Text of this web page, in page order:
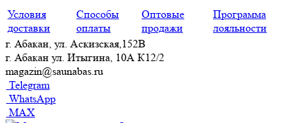
Условия
доставки
Способы
оплаты
Оптовые
продажи
Программа
лояльности
г. Абакан, ул. Аскизская,152В
г. Абакан ул. Итыгина, 10А К12/2
magazin@saunabas.ru
Telegram
WhatsApp
MAX